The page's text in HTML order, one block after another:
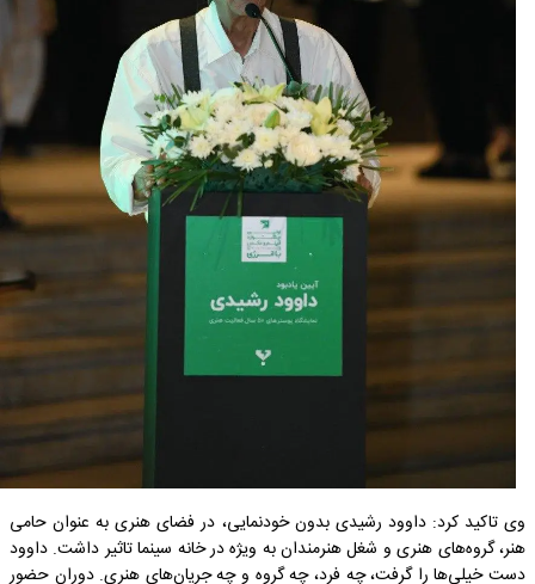
وی تاکید کرد: داوود رشیدی بدون خودنمایی، در فضای هنری به عنوان حامی
هنر، گروه‌های هنری و شغل هنرمندان به ویژه در خانه سینما تاثیر داشت. داوود
دست خیلی‌ها را گرفت، چه فرد، چه گروه و چه جریان‌های هنری. دوران حضور